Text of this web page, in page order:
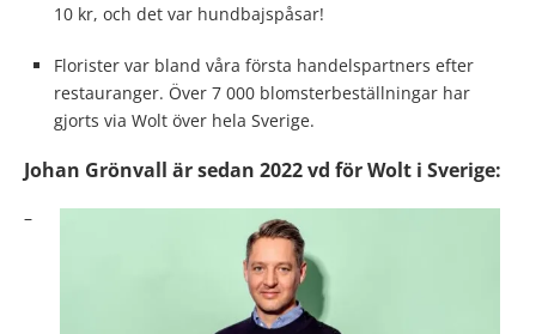
10 kr, och det var hundbajspåsar!
Florister var bland våra första handelspartners efter
restauranger. Över 7 000 blomsterbeställningar har
gjorts via Wolt över hela Sverige.
Johan Grönvall är sedan 2022 vd för Wolt i Sverige:
–